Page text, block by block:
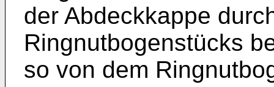
der Abdeckkappe
Ringnutbogenstücks
so von dem